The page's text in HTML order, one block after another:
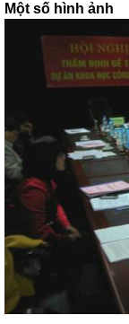
Một số hình ảnh